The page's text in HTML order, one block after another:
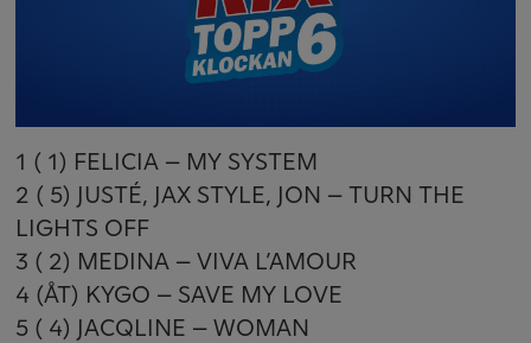
1 ( 1) FELICIA – MY SYSTEM
2 ( 5) JUSTÉ, JAX STYLE, JON – TURN THE
LIGHTS OFF
3 ( 2) MEDINA – VIVA L’AMOUR
4 (ÅT) KYGO – SAVE MY LOVE
5 ( 4) JACQLINE – WOMAN